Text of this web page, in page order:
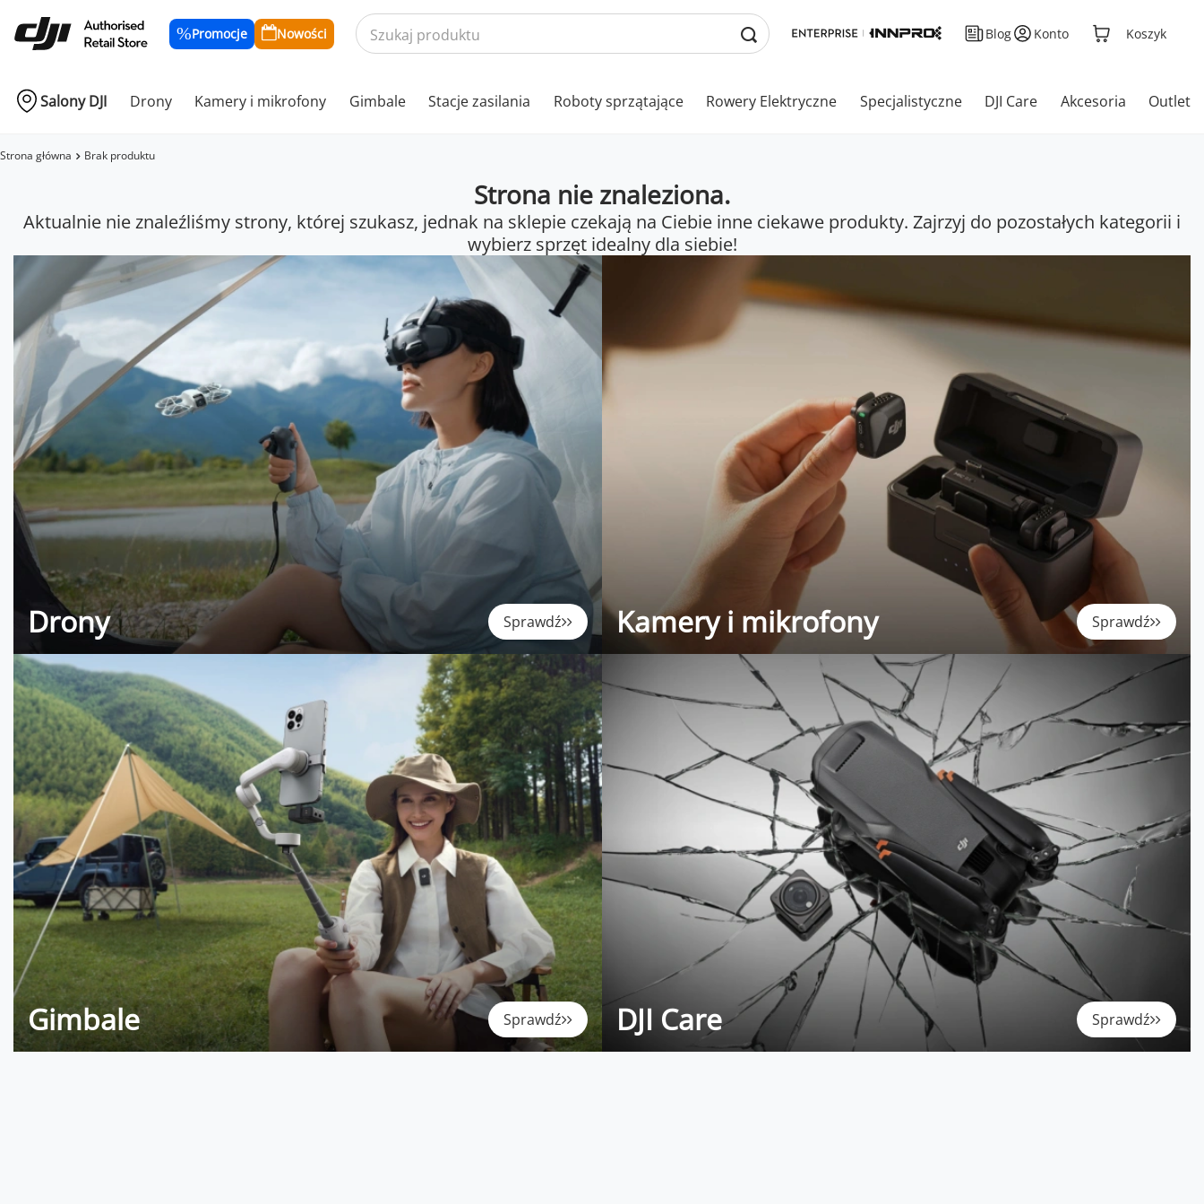
Promocje Nowości Blog Konto Koszyk
Salony DJI Drony Kamery i mikrofony Gimbale Stacje zasilania Roboty sprzątające Rowery Elektryczne Specjalistyczne DJI Care Akcesoria Outlet
Strona główna Brak produktu
Strona nie znaleziona.
Aktualnie nie znaleźliśmy strony, której szukasz, jednak na sklepie czekają na Ciebie inne ciekawe produkty. Zajrzyj do pozostałych kategorii i
wybierz sprzęt idealny dla siebie!
Drony Sprawdź Kamery i mikrofony Sprawdź
Gimbale Sprawdź DJI Care Sprawdź